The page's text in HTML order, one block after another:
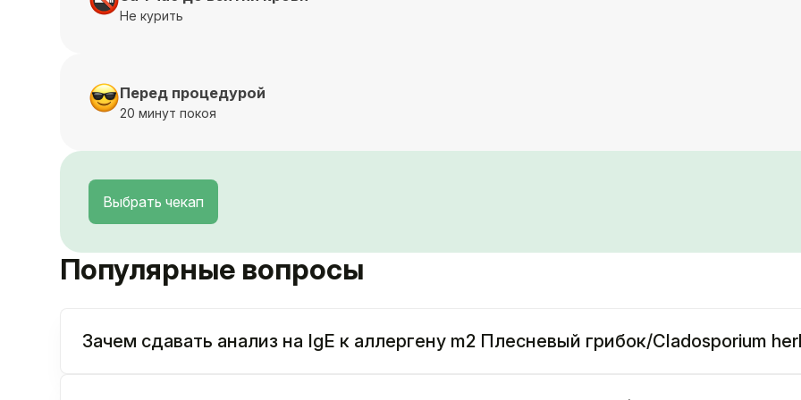
Не курить
Перед процедурой
20 минут покоя
Выбрать чекап
Популярные вопросы
Зачем сдавать анализ на IgE к аллергену m2 Плесневый грибок/Cladosporium